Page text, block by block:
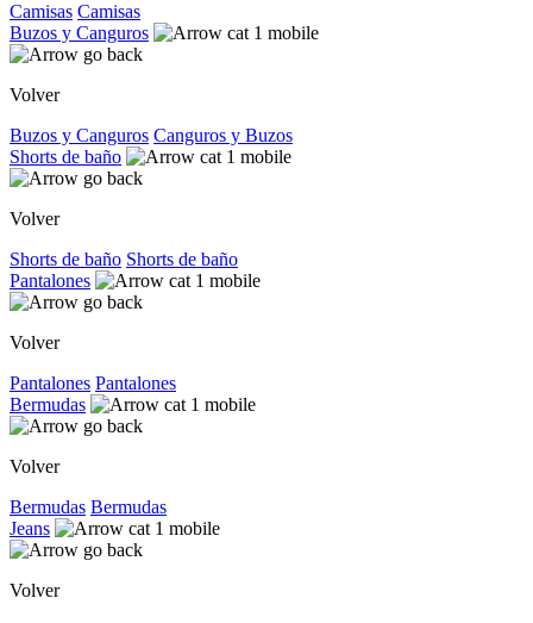
Camisas Camisas
Buzos y Canguros
Volver
Buzos y Canguros Canguros y Buzos
Shorts de baño
Volver
Shorts de baño Shorts de baño
Pantalones
Volver
Pantalones Pantalones
Bermudas
Volver
Bermudas Bermudas
Jeans
Volver